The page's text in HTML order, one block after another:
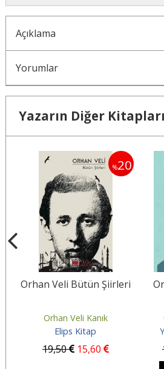
Açıklama
Yorumlar
Yazarın Diğer Kitapları
%20
Orhan Veli Bütün Şiirleri
Orhan Veli Kanık
Elips Kitap
19,50 15,60